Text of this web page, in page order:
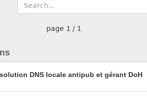
page 1 / 1
DNS locale antipub et gérant DoH